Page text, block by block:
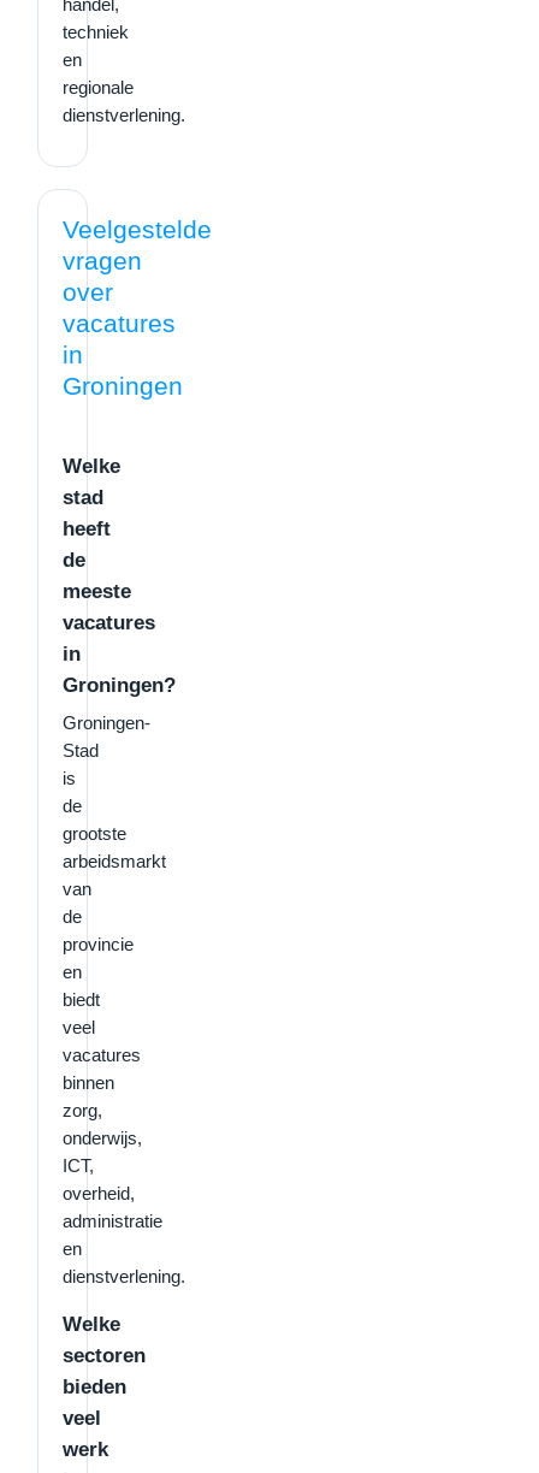
handel,
techniek
en
regionale
dienstverlening.
Veelgestelde
vragen
over
vacatures
in
Groningen
Welke
stad
heeft
de
meeste
vacatures
in
Groningen?
Groningen-
Stad
is
de
grootste
arbeidsmarkt
van
de
provincie
en
biedt
veel
vacatures
binnen
zorg,
onderwijs,
ICT,
overheid,
administratie
en
dienstverlening.
Welke
sectoren
bieden
veel
werk